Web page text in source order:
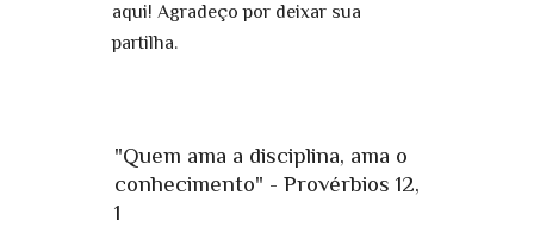
aqui! Agradeço por deixar sua
partilha.
"Quem ama a disciplina, ama o
conhecimento" - Provérbios 12,
1